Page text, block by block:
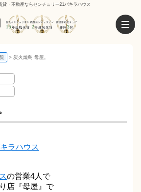
・不動産ならセンチュリー21パキラハウス
炭火焼鳥 母屋。
ラハウス
の営業4人で
店『母屋』で